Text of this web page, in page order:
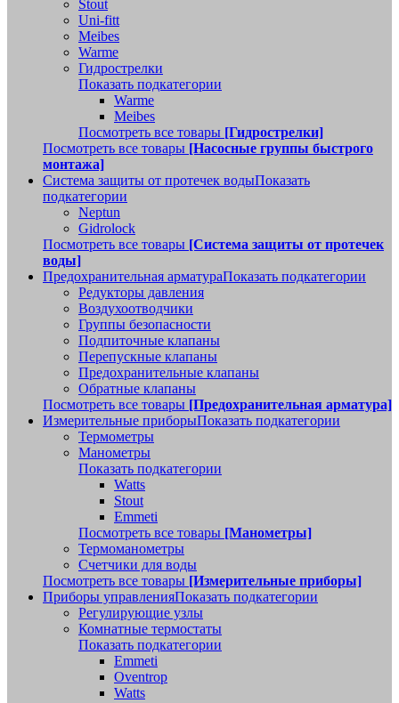
Stout
Uni-fitt
Meibes
Warme
Гидрострелки
Показать подкатегории
Warme
Meibes
Посмотреть все товары [Гидрострелки]
Посмотреть все товары [Насосные группы быстрого
монтажа]
Система защиты от протечек водыПоказать
подкатегории
Neptun
Gidrolock
Посмотреть все товары [Система защиты от протечек
воды]
Предохранительная арматураПоказать подкатегории
Редукторы давления
Воздухоотводчики
Группы безопасности
Подпиточные клапаны
Перепускные клапаны
Предохранительные клапаны
Обратные клапаны
Посмотреть все товары [Предохранительная арматура]
Измерительные приборыПоказать подкатегории
Термометры
Манометры
Показать подкатегории
Watts
Stout
Emmeti
Посмотреть все товары [Манометры]
Термоманометры
Счетчики для воды
Посмотреть все товары [Измерительные приборы]
Приборы управленияПоказать подкатегории
Регулирующие узлы
Комнатные термостаты
Показать подкатегории
Emmeti
Oventrop
Watts